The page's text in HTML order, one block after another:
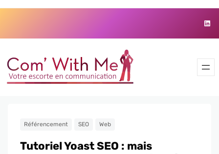
Référencement SEO Web
Tutoriel Yoast SEO : mais